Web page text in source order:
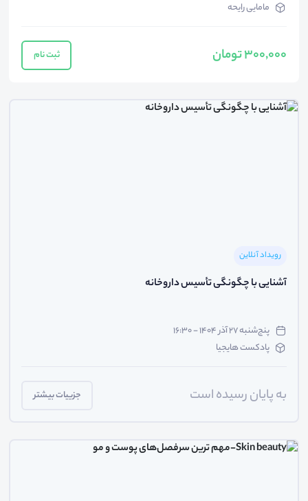
مامایی رایحه
300,000 تومان ثبت نام
رویداد آنلاین
آشنایی با چگونگی تأسیس داروخانه
پنج‌شنبه ۲۷ آذر ۱۴۰۴ - ۱۶:۳۰
پادکست هایجیا
به پایان رسیده است جزییات بیشتر